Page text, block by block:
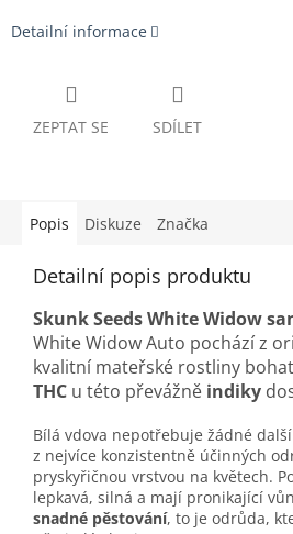
Detailní informace
ZEPTAT SE SDÍLET
Popis Diskuze Značka
Detailní popis produktu
Skunk Seeds White Widow
White Widow Auto pochází z
kvalitní mateřské rostliny
THC u této převážně indiky
Bílá vdova nepotřebuje žádné
z nejvíce konzistentně účinných
pryskyřičnou vrstvou na květech.
lepkavá, silná a mají pronikající
snadné pěstování, to je odrůda,